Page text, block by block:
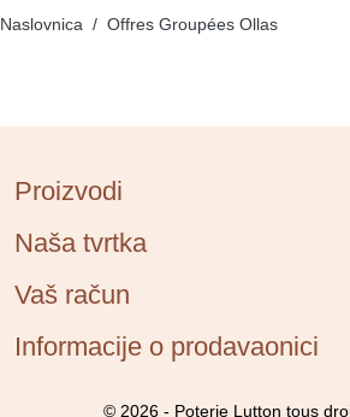
Naslovnica Offres Groupées Ollas
Proizvodi
Naša tvrtka
Vaš račun
Informacije o prodavaonici
© 2026 - Poterie Lutton tous